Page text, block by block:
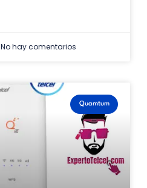
No hay comentarios
Quamtum